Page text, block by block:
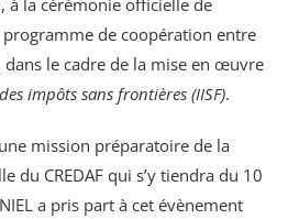
à la cérémonie officielle de
programme de coopération entre
dans le cadre de la mise en œuvre
impôts sans frontières (IISF).
mission préparatoire de la
du CREDAF qui s’y tiendra du 10
a pris part à cet évènement